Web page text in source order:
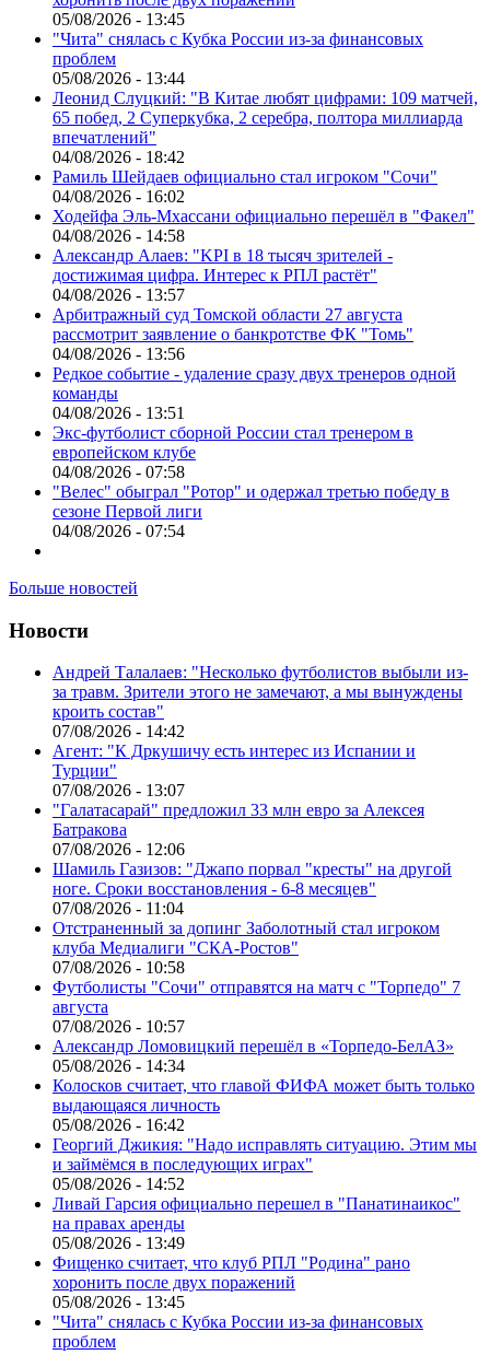
05/08/2026 - 13:45
"Чита" снялась с Кубка России из-за финансовых
проблем
05/08/2026 - 13:44
Леонид Слуцкий: "В Китае любят цифрами: 109 матчей,
65 побед, 2 Суперкубка, 2 серебра, полтора миллиарда
впечатлений"
04/08/2026 - 18:42
Рамиль Шейдаев официально стал игроком "Сочи"
04/08/2026 - 16:02
Ходейфа Эль-Мхассани официально перешёл в "Факел"
04/08/2026 - 14:58
Александр Алаев: "KPI в 18 тысяч зрителей -
достижимая цифра. Интерес к РПЛ растёт"
04/08/2026 - 13:57
Арбитражный суд Томской области 27 августа
рассмотрит заявление о банкротстве ФК "Томь"
04/08/2026 - 13:56
Редкое событие - удаление сразу двух тренеров одной
команды
04/08/2026 - 13:51
Экс-футболист сборной России стал тренером в
европейском клубе
04/08/2026 - 07:58
"Велес" обыграл "Ротор" и одержал третью победу в
сезоне Первой лиги
04/08/2026 - 07:54
Больше новостей
Новости
Андрей Талалаев: "Несколько футболистов выбыли из-
за травм. Зрители этого не замечают, а мы вынуждены
кроить состав"
07/08/2026 - 14:42
Агент: "К Дркушичу есть интерес из Испании и
Турции"
07/08/2026 - 13:07
"Галатасарай" предложил 33 млн евро за Алексея
Батракова
07/08/2026 - 12:06
Шамиль Газизов: "Джапо порвал "кресты" на другой
ноге. Сроки восстановления - 6-8 месяцев"
07/08/2026 - 11:04
Отстраненный за допинг Заболотный стал игроком
клуба Медиалиги "СКА-Ростов"
07/08/2026 - 10:58
Футболисты "Сочи" отправятся на матч с "Торпедо" 7
августа
07/08/2026 - 10:57
Александр Ломовицкий перешёл в «Торпедо-БелАЗ»
05/08/2026 - 14:34
Колосков считает, что главой ФИФА может быть только
выдающаяся личность
05/08/2026 - 16:42
Георгий Джикия: "Надо исправлять ситуацию. Этим мы
и займёмся в последующих играх"
05/08/2026 - 14:52
Ливай Гарсия официально перешел в "Панатинаикос"
на правах аренды
05/08/2026 - 13:49
Фищенко считает, что клуб РПЛ "Родина" рано
хоронить после двух поражений
05/08/2026 - 13:45
"Чита" снялась с Кубка России из-за финансовых
проблем